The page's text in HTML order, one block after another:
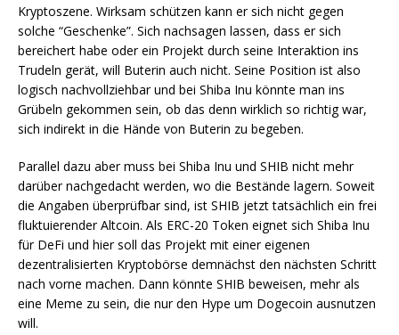
Kryptoszene. Wirksam schützen kann er sich nicht gegen
solche “Geschenke”. Sich nachsagen lassen, dass er sich
bereichert habe oder ein Projekt durch seine Interaktion ins
Trudeln gerät, will Buterin auch nicht. Seine Position ist also
logisch nachvollziehbar und bei Shiba Inu könnte man ins
Grübeln gekommen sein, ob das denn wirklich so richtig war,
sich indirekt in die Hände von Buterin zu begeben.
Parallel dazu aber muss bei Shiba Inu und SHIB nicht mehr
darüber nachgedacht werden, wo die Bestände lagern. Soweit
die Angaben überprüfbar sind, ist SHIB jetzt tatsächlich ein frei
fluktuierender Altcoin. Als ERC-20 Token eignet sich Shiba Inu
für DeFi und hier soll das Projekt mit einer eigenen
dezentralisierten Kryptobörse demnächst den nächsten Schritt
nach vorne machen. Dann könnte SHIB beweisen, mehr als
eine Meme zu sein, die nur den Hype um Dogecoin ausnutzen
will.